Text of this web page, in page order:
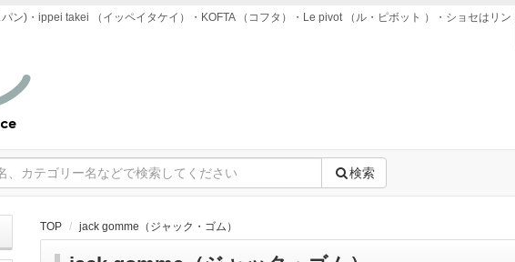
ン)・ippei takei （イッペイタケイ）・KOFTA （コフタ）・Le pivot （ル・ピボット ）・ショセはリ
検索
TOP jack gomme（ジャック・ゴム）